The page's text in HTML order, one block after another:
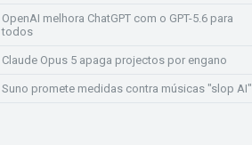
OpenAI melhora ChatGPT com o GPT-5.6 para
todos
Claude Opus 5 apaga projectos por engano
Suno promete medidas contra músicas "slop AI"